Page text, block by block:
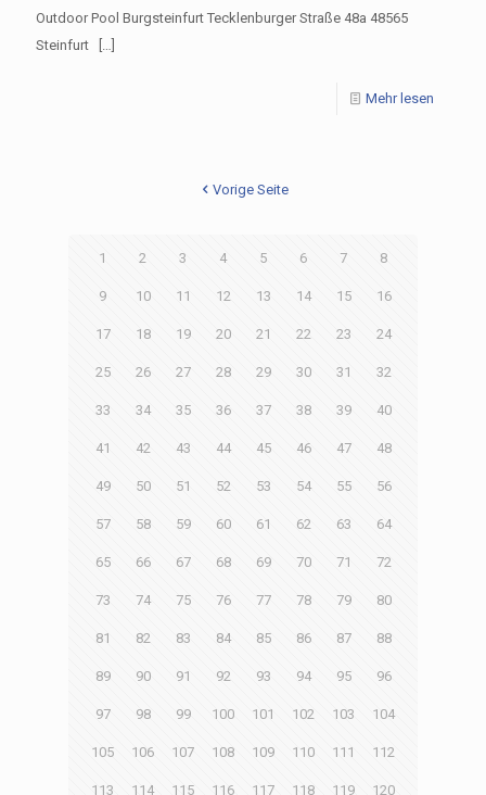
Outdoor Pool Burgsteinfurt Tecklenburger Straße 48a 48565
Steinfurt
[…]
Mehr lesen
Vorige Seite
1 2 3 4 5 6 7 8
9 10 11 12 13 14 15 16
17 18 19 20 21 22 23 24
25 26 27 28 29 30 31 32
33 34 35 36 37 38 39 40
41 42 43 44 45 46 47 48
49 50 51 52 53 54 55 56
57 58 59 60 61 62 63 64
65 66 67 68 69 70 71 72
73 74 75 76 77 78 79 80
81 82 83 84 85 86 87 88
89 90 91 92 93 94 95 96
97 98 99 100 101 102 103 104
105 106 107 108 109 110 111 112
113 114 115 116 117 118 119 120